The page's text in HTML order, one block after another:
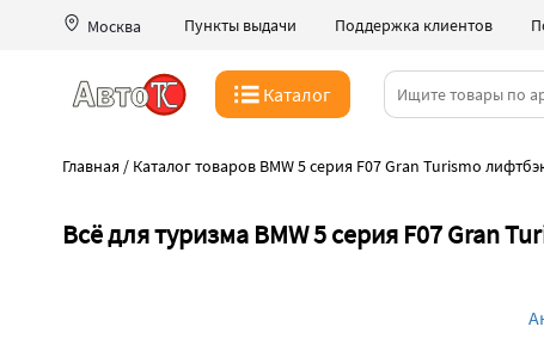
Москва Пункты выдачи Поддержка клиентов
Каталог
Главная / Каталог товаров BMW 5 серия F07 Gran Turismo
Всё для туризма BMW 5 серия F07 Gran